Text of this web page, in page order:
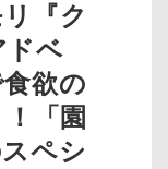
『ク
ドベ
欲の
「園
ペシ